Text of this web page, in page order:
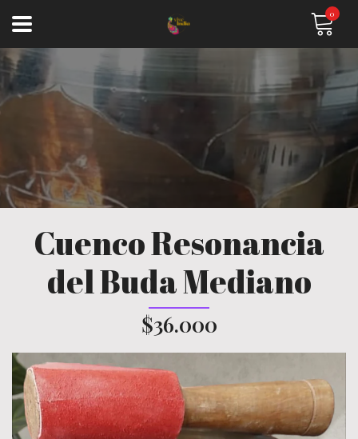
0
Cuenco Resonancia
del Buda Mediano
$36.000